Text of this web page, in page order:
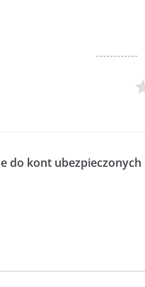
do kont ubezpieczonych